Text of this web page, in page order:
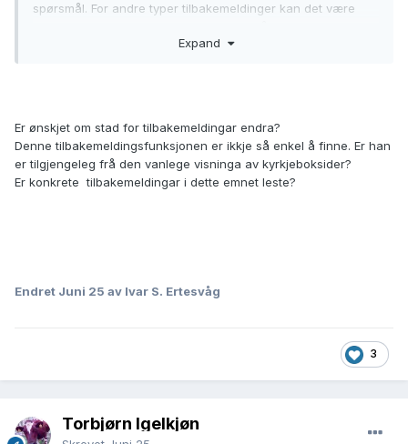
spørsmål. For andre typer tilbakemeldinger kan det være
likeartede tilbakemeldinger og/eller se an hvordan
tilbakemeldinger vil også bli lest.
Expand
Er ønskjet om stad for tilbakemeldingar endra?
Denne tilbakemeldingsfunksjonen er ikkje så enkel å finne. Er han
er tilgjengeleg frå den vanlege visninga av kyrkjeboksider?
Er konkrete tilbakemeldingar i dette emnet leste?
Endret Juni 25 av Ivar S. Ertesvåg
3
Torbjørn Igelkjøn